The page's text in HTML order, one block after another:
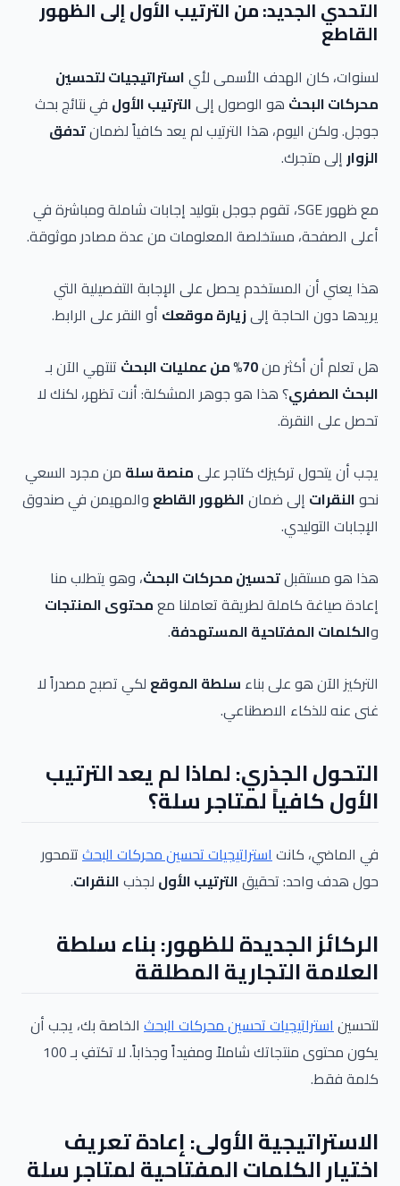
التحدي الجديد: من الترتيب الأول إلى الظهور
القاطع
لسنوات، كان الهدف الأسمى لأياستراتيجيات لتحسين
محركات البحث هو الوصول إلىالترتيب الأول في نتائج بحث
جوجل. ولكن اليوم، هذا الترتيب لم يعد كافياً لضمانتدفق
الزوارإلى متجرك.
مع ظهور SGE، تقوم جوجل بتوليد إجابات شاملة ومباشرة في
أعلى الصفحة، مستخلصة المعلومات من عدة مصادر موثوقة.
هذا يعني أن المستخدم يحصل على الإجابة التفصيلية التي
يريدها دون الحاجة إلىزيارة موقعك أو النقر على الرابط.
هل تعلم أن أكثر من70% من عمليات البحث
تنتهي الآن بـ
البحث الصفري؟ هذا هو جوهر المشكلة: أنت تظهر، لكنك لا
تحصل على النقرة.
يجب أن يتحول تركيزك كتاجر علىمنصة سلة من مجرد السعي
نحوالنقرات إلى ضمانالظهور القاطع والمهيمن في صندوق
الإجابات التوليدي.
هذا هو مستقبلتحسين محركات البحث، وهو يتطلب منا
إعادة صياغة كاملة لطريقة تعاملنا معمحتوى المنتجات
والكلمات المفتاحية المستهدفة.
التركيز الآن هو على بناء سلطة الموقع لكي تصبح مصدراً لا
غنى عنه للذكاء الاصطناعي.
التحول الجذري: لماذا لم يعد الترتيب
الأول كافياً لمتاجر سلة؟
في الماضي، كانتاستراتيجيات تحسين محركات البحثتتمحور
حول هدف واحد: تحقيقالترتيب الأول لجذبالنقرات.
الركائز الجديدة للظهور: بناء سلطة
العلامة التجارية المطلقة
لتحسيناستراتيجيات تحسين محركات البحث الخاصة بك، يجب أن
يكون محتوى منتجاتك شاملاً ومفيداً وجذاباً. لا تكتفِ بـ 100
كلمة فقط.
الاستراتيجية الأولى: إعادة تعريف
اختيار الكلمات المفتاحية لمتاجر سلة